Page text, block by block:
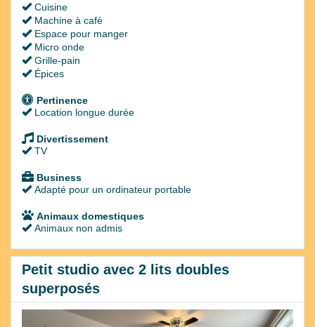
Cuisine
Machine à café
Espace pour manger
Micro onde
Grille-pain
Épices
Pertinence
Location longue durée
Divertissement
TV
Business
Adapté pour un ordinateur portable
Animaux domestiques
Animaux non admis
Petit studio avec 2 lits doubles
superposés
Previous
Next